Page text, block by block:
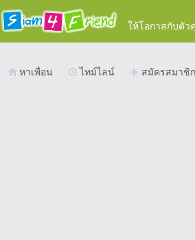
ให้โอกาสกับตัว
หาเพื่อน ไทม์ไลน์ สมัครสมาชิก